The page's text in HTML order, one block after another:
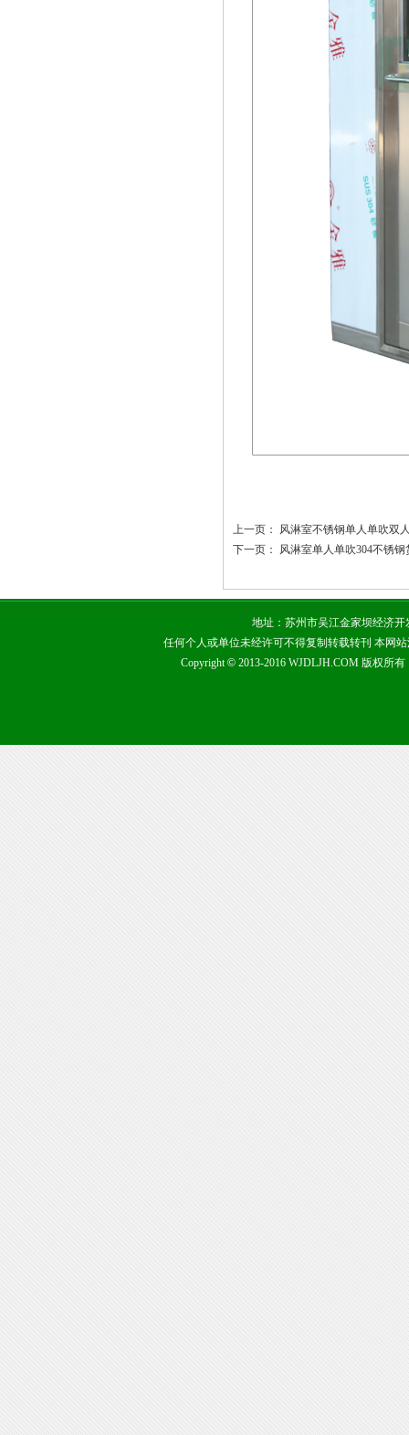
上一页： 风淋室不锈钢单人单吹双
下一页： 风淋室单人单吹304不锈
地址：苏州市吴江金家坝经济开
任何个人或单位未经许可不得复制转载转刊 本网
Copyright©2013-2016 WJDLJH.COM 版权所